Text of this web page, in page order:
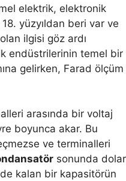
elektrik, elektronik
yüzyıldan beri var ve
ilgisi göz ardı
endüstrilerinin temel bir
gelirken, Farad ölçüm
arasında bir voltaj
boyunca akar. Bu
ve terminalleri
sonunda dolar
kalan bir kapasitörün